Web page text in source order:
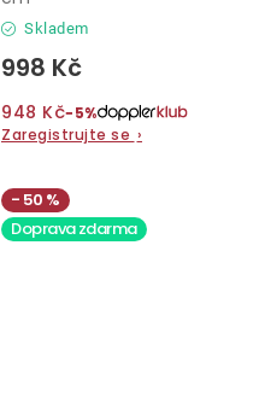
Skladem
998 Kč
948 Kč−5%
Zaregistrujte se ›
50 %
Doprava zdarma